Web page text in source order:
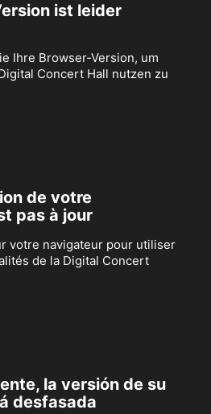
ist leider
Ihre Browser-Version, um
Concert Hall nutzen zu
de votre
pas à jour
votre navigateur pour utiliser
de la Digital Concert
la versión de su
desfasada